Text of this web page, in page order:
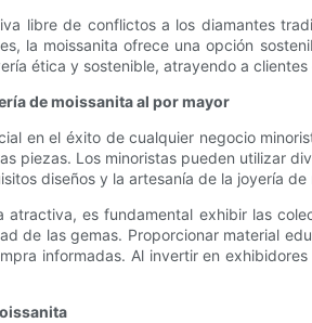
libre de conflictos a los diamantes
la moissanita ofrece una opción
ética y sostenible, atrayendo a
de moissanita al por mayor
en el éxito de cualquier negocio
piezas. Los minoristas pueden utilizar
diseños y la artesanía de la joyería de
atractiva, es fundamental exhibir las
de las gemas. Proporcionar material
informadas. Al invertir en